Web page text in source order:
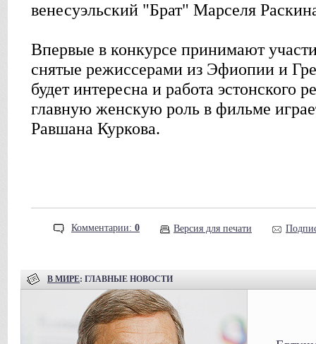
венесуэльский "Брат" Марселя
Впервые в конкурсе принимают
снятые режиссерами из Эфиопии и
будет интересна и работа эстонского
главную женскую роль в фильме
Равшана Куркова.
Комментарии: 0 Версия для печати
В МИРЕ: ГЛАВНЫЕ НОВОСТИ